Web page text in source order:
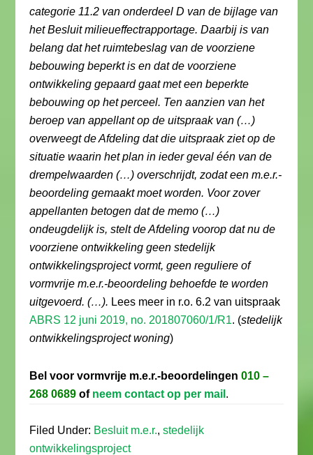
categorie 11.2 van onderdeel D van de bijlage van
het Besluit milieueffectrapportage. Daarbij is van
belang dat het ruimtebeslag van de voorziene
bebouwing beperkt is en dat de voorziene
ontwikkeling gepaard gaat met een beperkte
bebouwing op het perceel. Ten aanzien van het
beroep van appellant op de uitspraak van (…)
overweegt de Afdeling dat die uitspraak ziet op de
situatie waarin het plan in ieder geval één van de
drempelwaarden (…) overschrijdt, zodat een m.e.r.-
beoordeling gemaakt moet worden. Voor zover
appellanten betogen dat de memo (…)
ondeugdelijk is, stelt de Afdeling voorop dat nu de
voorziene ontwikkeling geen stedelijk
ontwikkelingsproject vormt, geen reguliere of
vormvrije m.e.r.-beoordeling behoefde te worden
uitgevoerd. (…). Lees meer in r.o. 6.2 van uitspraak
ABRS 12 juni 2019, no. 201807060/1/R1. (stedelijk
ontwikkelingsproject woning)
Bel voor vormvrije m.e.r.-beoordelingen 010 –
268 0689 of neem contact op per mail .
Filed Under: Besluit m.e.r.,stedelijk
ontwikkelingsproject